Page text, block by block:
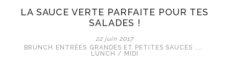
LA SAUCE VERTE PARFAITE POUR TES
SALADES !
22 juin 2017
BRUNCH
ENTRÉES GRANDES ET PETITES SAUCES ....
LUNCH / MIDI